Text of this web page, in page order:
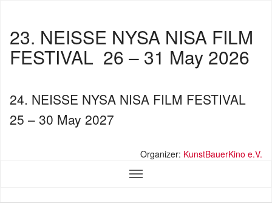
23. NEISSE NYSA NISA FILM
FESTIVAL 26 – 31 May 2026
24. NEISSE NYSA NISA FILM FESTIVAL
25 – 30 May 2027
Organizer: KunstBauerKino e.V.